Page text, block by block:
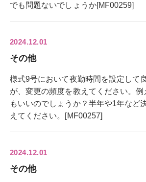
でも問題ないでしょうか[MF00259]
2024.12.01
その他
様式9号において夜勤時間を設定して
が、変更の頻度を教えてください。例
もいいのでしょうか？半年や1年など
えてください。[MF00257]
2024.12.01
その他